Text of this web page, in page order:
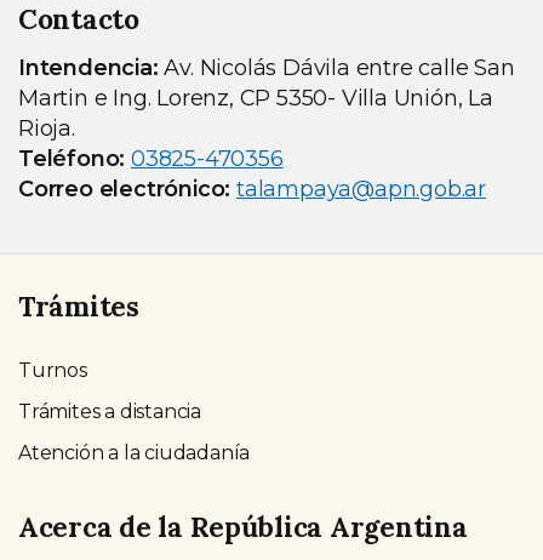
Contacto
Intendencia: Av. Nicolás Dávila entre calle San
Martin e Ing. Lorenz, CP 5350- Villa Unión, La
Rioja.
Teléfono: 03825-470356
Correo electrónico: talampaya@apn.gob.ar
Trámites
Turnos
Trámites a distancia
Atención a la ciudadanía
Acerca de la República Argentina